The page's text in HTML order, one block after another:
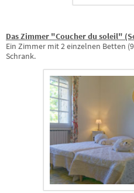
Das Zimmer "Coucher du soleil"
Ein Zimmer mit 2 einzelnen Betten
Schrank.